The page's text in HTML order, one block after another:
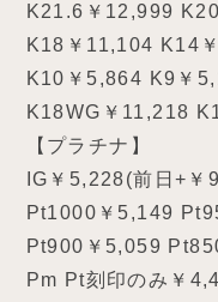
K21.6￥12,999
K18￥11,104 K14
K10￥5,864 K9￥
K18WG￥11,218
【プラチナ】
IG￥5,228(前日+￥
Pt1000￥5,149
Pt900￥5,059
Pm Pt刻印のみ￥